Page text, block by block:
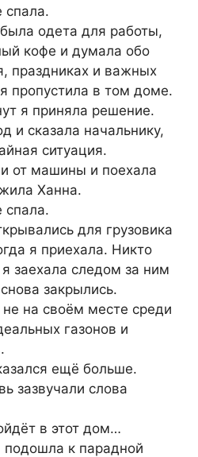
спала.
одета для работы,
кофе и думала обо
праздниках и важных
пропустила в том доме.
я приняла решение.
и сказала начальнику,
ситуация.
от машины и поехала
Ханна.
спала.
для грузовика
я приехала. Никто
заехала следом за ним
закрылись.
на своём месте среди
газонов и
ещё больше.
зазвучали слова
в этот дом…
к парадной